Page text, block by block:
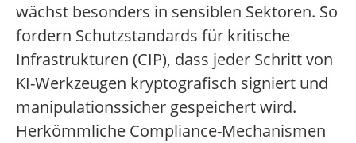
wächst besonders in sensiblen Sektoren. So
fordern Schutzstandards für kritische
Infrastrukturen (CIP), dass jeder Schritt von
KI-Werkzeugen kryptografisch signiert und
manipulationssicher gespeichert wird.
Herkömmliche Compliance-Mechanismen